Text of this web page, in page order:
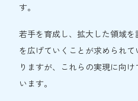
す。
若手を育成し、拡大した領域
を広げていくことが求められ
りますが、これらの実現に向
います。